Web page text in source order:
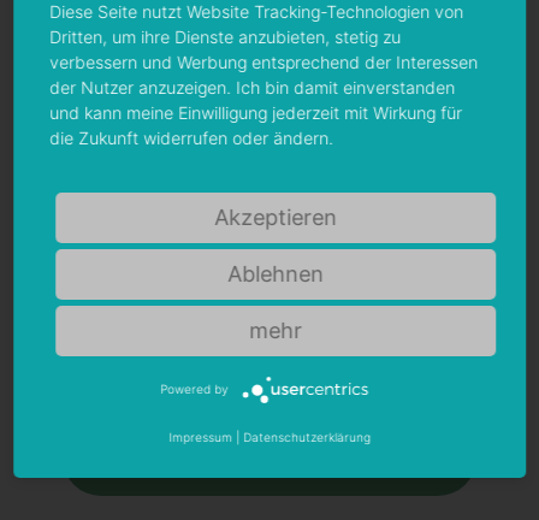
Schutzart: IP 20
Anhang
Eulumdat Herunterladen
Energielabel
Diese Seite nutzt Website Tracking-Technologien von
Dritten, um ihre Dienste anzubieten, stetig zu
verbessern und Werbung entsprechend der Interessen
der Nutzer anzuzeigen. Ich bin damit einverstanden
und kann meine Einwilligung jederzeit mit Wirkung für
die Zukunft widerrufen oder ändern.
Akzeptieren
Ablehnen
mehr
Powered by
Impressum Datenschutzerklärung